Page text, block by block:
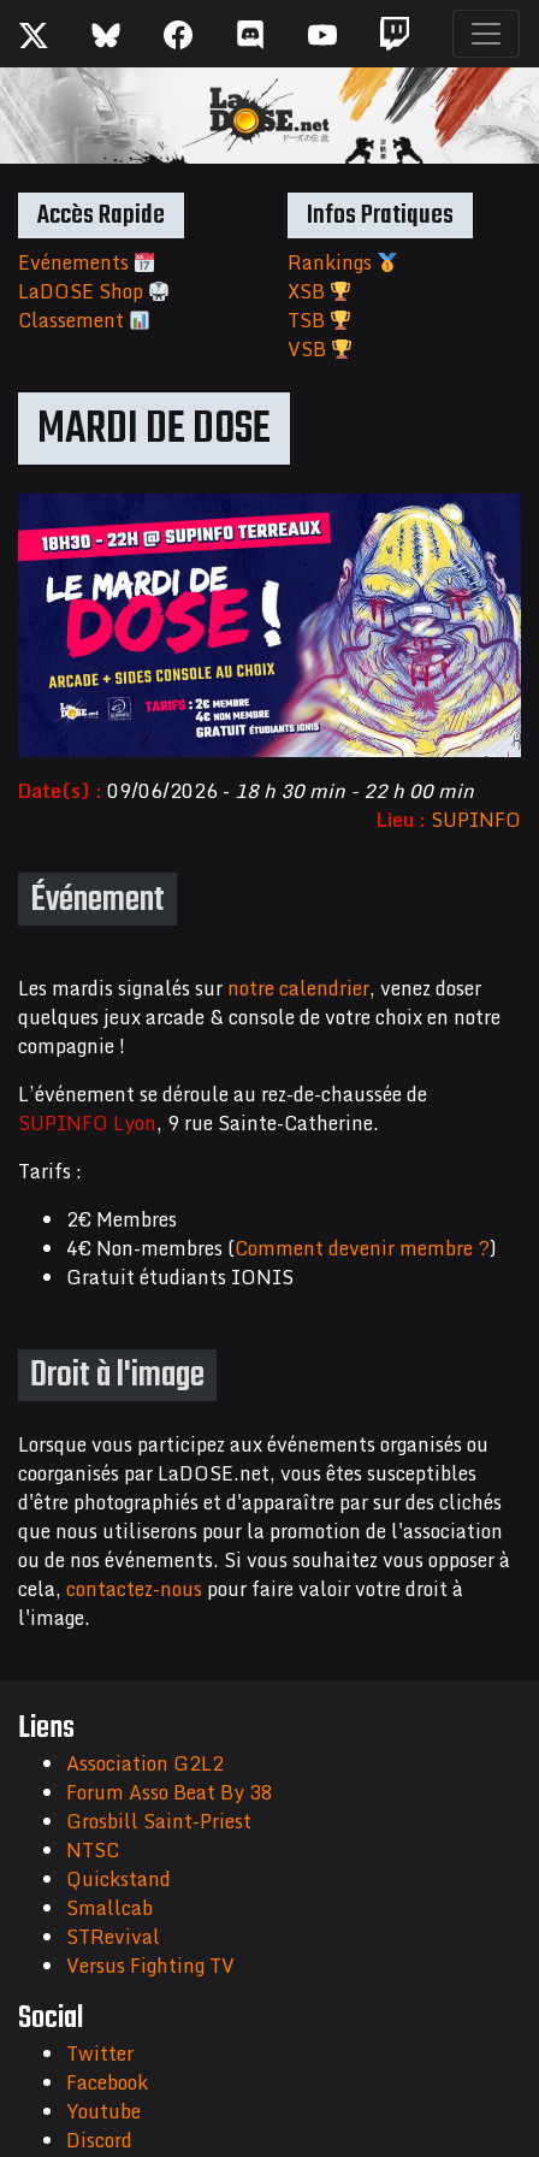
MARDI DE DOSE
Date(s) :09/06/2026 - 18 h 30 min - 22 h 00 min
Lieu : SUPINFO
Événement
Les mardis signalés surnotre calendrier, venez doser
quelques jeux arcade & console de votre choix en notre
compagnie !
L’événement se déroule au rez-de-chaussée de
SUPINFO Lyon, 9 rue Sainte-Catherine.
Tarifs :
2€ Membres
4€ Non-membres (Comment devenir membre ?)
Gratuit étudiants IONIS
Droit à l'image
Lorsque vous participez aux événements organisés ou
coorganisés par LaDOSE.net, vous êtes susceptibles
d'être photographiés et d'apparaître par sur des clichés
que nous utiliserons pour la promotion de l'association
ou de nos événements. Si vous souhaitez vous opposer à
cela,contactez-nouspour faire valoir votre droit à
l'image.
Accès Rapide
Evénements
LaDOSE Shop
Classement
Infos Pratiques
Rankings
XSB
TSB
VSB
Liens
Association G2L2
Forum Asso Beat By 38
Grosbill Saint-Priest
NTSC
Quickstand
Smallcab
STRevival
Versus Fighting TV
Social
Twitter
Facebook
Youtube
Discord